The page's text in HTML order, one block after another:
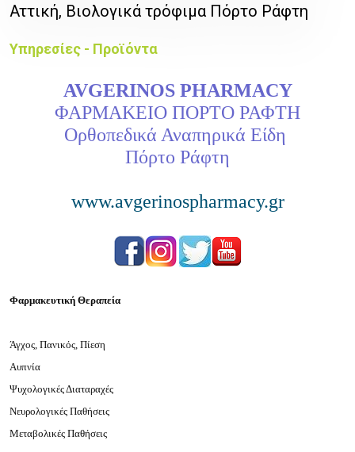
Αττική, Βιολογικά τρόφιμα Πόρτο Ράφτη
Υπηρεσίες - Προϊόντα
AVGERINOS PHARMACY
ΦΑΡΜΑΚΕΙΟ ΠΟΡΤΟ ΡΑΦΤΗ
Ορθοπεδικά Αναπηρικά Είδη
Πόρτο Ράφτη
www.avgerinospharmacy.gr
Φαρμακευτική Θεραπεία
Άγχος, Πανικός, Πίεση
Αυπνία
Ψυχολογικές Διαταραχές
Νευρολογικές Παθήσεις
Μεταβολικές Παθήσεις